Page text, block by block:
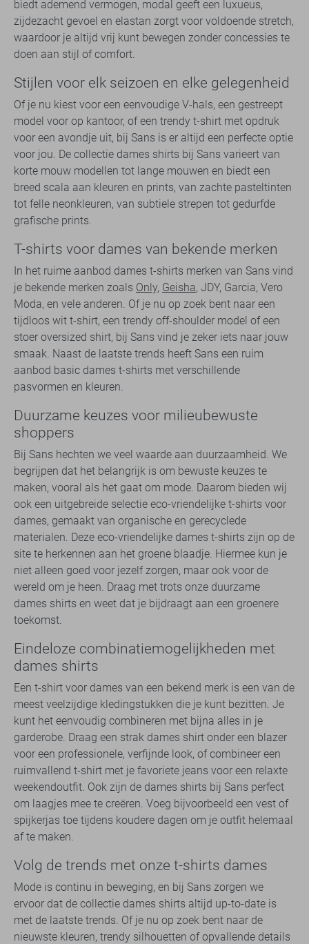
biedt ademend vermogen, modal geeft een luxueus,
zijdezacht gevoel en elastan zorgt voor voldoende stretch,
waardoor je altijd vrij kunt bewegen zonder concessies te
doen aan stijl of comfort.
Stijlen voor elk seizoen en elke gelegenheid
Of je nu kiest voor een eenvoudige V-hals, een gestreept
model voor op kantoor, of een trendy t-shirt met opdruk
voor een avondje uit, bij Sans is er altijd een perfecte optie
voor jou. De collectie dames shirts bij Sans varieert van
korte mouw modellen tot lange mouwen en biedt een
breed scala aan kleuren en prints, van zachte pasteltinten
tot felle neonkleuren, van subtiele strepen tot gedurfde
grafische prints.
T-shirts voor dames van bekende merken
In het ruime aanbod dames t-shirts merken van Sans vind
je bekende merken zoals Only, Geisha, JDY, Garcia, Vero
Moda, en vele anderen. Of je nu op zoek bent naar een
tijdloos wit t-shirt, een trendy off-shoulder model of een
stoer oversized shirt, bij Sans vind je zeker iets naar jouw
smaak. Naast de laatste trends heeft Sans een ruim
aanbod basic dames t-shirts met verschillende
pasvormen en kleuren.
Duurzame keuzes voor milieubewuste
shoppers
Bij Sans hechten we veel waarde aan duurzaamheid. We
begrijpen dat het belangrijk is om bewuste keuzes te
maken, vooral als het gaat om mode. Daarom bieden wij
ook een uitgebreide selectie eco-vriendelijke t-shirts voor
dames, gemaakt van organische en gerecyclede
materialen. Deze eco-vriendelijke dames t-shirts zijn op de
site te herkennen aan het groene blaadje. Hiermee kun je
niet alleen goed voor jezelf zorgen, maar ook voor de
wereld om je heen. Draag met trots onze duurzame
dames shirts en weet dat je bijdraagt aan een groenere
toekomst.
Eindeloze combinatiemogelijkheden met
dames shirts
Een t-shirt voor dames van een bekend merk is een van de
meest veelzijdige kledingstukken die je kunt bezitten. Je
kunt het eenvoudig combineren met bijna alles in je
garderobe. Draag een strak dames shirt onder een blazer
voor een professionele, verfijnde look, of combineer een
ruimvallend t-shirt met je favoriete jeans voor een relaxte
weekendoutfit. Ook zijn de dames shirts bij Sans perfect
om laagjes mee te creëren. Voeg bijvoorbeeld een vest of
spijkerjas toe tijdens koudere dagen om je outfit helemaal
af te maken.
Volg de trends met onze t-shirts dames
Mode is continu in beweging, en bij Sans zorgen we
ervoor dat de collectie dames shirts altijd up-to-date is
met de laatste trends. Of je nu op zoek bent naar de
nieuwste kleuren, trendy silhouetten of opvallende details